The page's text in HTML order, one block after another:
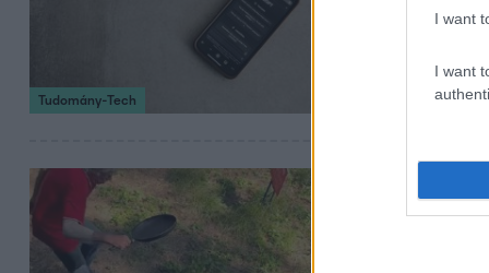
I want
I want
Tudomány-Tech
A városvezető
Az
meg egy